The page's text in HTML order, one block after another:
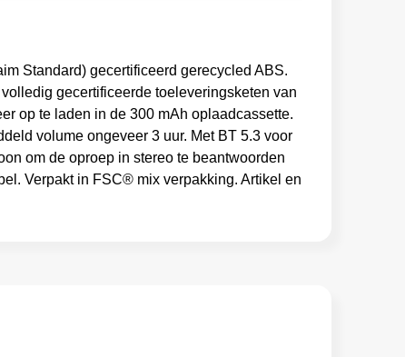
Standard) gecertificeerd gerecycled ABS.
gecertificeerde toeleveringsketen van
op te laden in de 300 mAh oplaadcassette.
volume ongeveer 3 uur. Met BT 5.3 voor
om de oproep in stereo te beantwoorden
Verpakt in FSC® mix verpakking. Artikel en